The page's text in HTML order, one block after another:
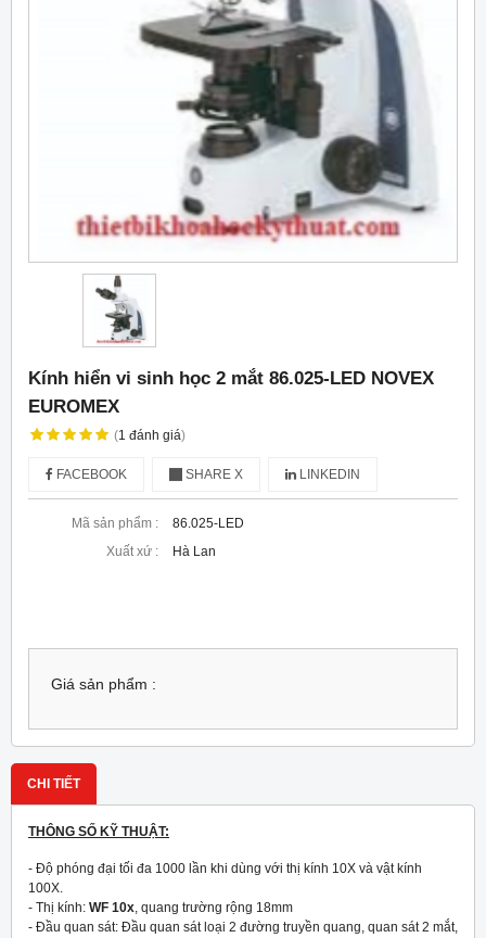
Kính hiển vi sinh học 2 mắt 86.025-LED NOVEX
EUROMEX
(1 đánh giá)
FACEBOOK SHARE X LINKEDIN
Mã sản phẩm :
86.025-LED
Xuất xứ :
Hà Lan
Giá sản phẩm :
CHI TIẾT
THÔNG SỐ KỸ THUẬT:
- Độ phóng đại tối đa 1000 lần khi dùng với thị kính 10X và vật kính
100X.
- Thị kính: WF 10x, quang trường rộng 18mm
- Đầu quan sát: Đầu quan sát loại 2 đường truyền quang, quan sát 2 mắt,